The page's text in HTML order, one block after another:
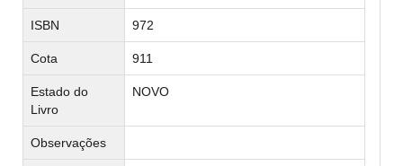
ISBN 972
Cota 911
Estado do
Livro
NOVO
Observações